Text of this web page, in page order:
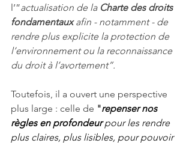
l’”actualisation de la Charte des droits
fondamentaux afin - notamment - de
rendre plus explicite la protection de
l’environnement ou la reconnaissance
du droit à l’avortement”.
Toutefois, il a ouvert une perspective
plus large : celle de "repenser nos
règles en profondeur pour les rendre
plus claires, plus lisibles, pour pouvoir